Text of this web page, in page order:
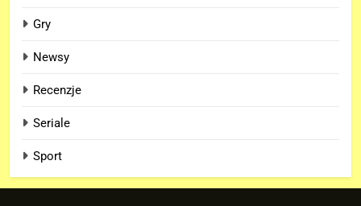
Gry
Newsy
Recenzje
Seriale
Sport
2